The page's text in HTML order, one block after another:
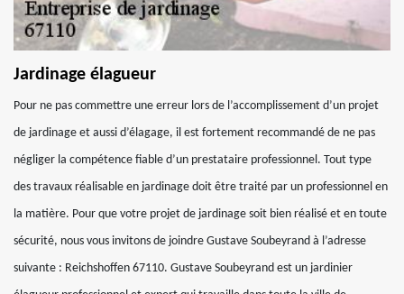
Jardinage élagueur
Pour ne pas commettre une erreur lors de l’accomplissement d’un projet
de jardinage et aussi d’élagage, il est fortement recommandé de ne pas
négliger la compétence fiable d’un prestataire professionnel. Tout type
des travaux réalisable en jardinage doit être traité par un professionnel en
la matière. Pour que votre projet de jardinage soit bien réalisé et en toute
sécurité, nous vous invitons de joindre Gustave Soubeyrand à l’adresse
suivante : Reichshoffen 67110. Gustave Soubeyrand est un jardinier